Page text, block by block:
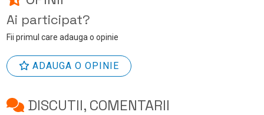
Ai participat?
Fii primul care adauga o opinie
ADAUGA O OPINIE
DISCUTII, COMENTARII